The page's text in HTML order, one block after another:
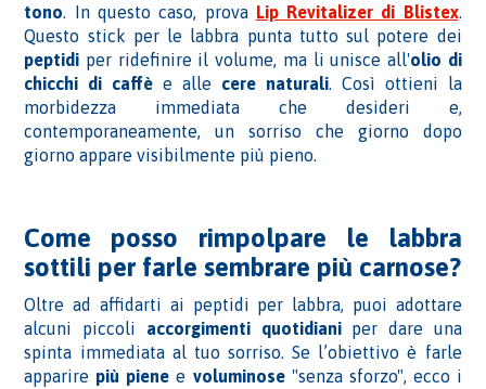
tono. In questo caso, prova Lip Revitalizer di Blistex.
Questo stick per le labbra punta tutto sul potere dei
peptidi per ridefinire il volume, ma li unisce all'olio di
chicchi di caffèe alle cere naturali. Così ottieni la
morbidezza immediata che desideri e,
contemporaneamente, un sorriso che giorno dopo
giorno appare visibilmente più pieno.
Come posso rimpolpare le labbra
sottili per farle sembrare più carnose?
Oltre ad affidarti ai peptidi per labbra, puoi adottare
alcuni piccoli accorgimenti quotidianiper dare una
spinta immediata al tuo sorriso. Se l’obiettivo è farle
apparire più piene e voluminose"senza sforzo", ecco i